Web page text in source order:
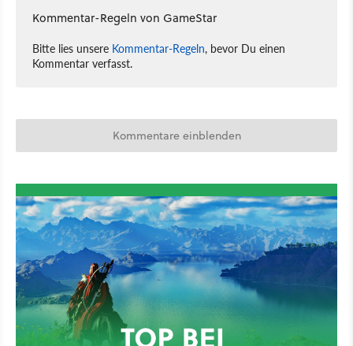
Kommentar-Regeln von GameStar
Bitte lies unsere Kommentar-Regeln, bevor Du einen
Kommentar verfasst.
Kommentare einblenden